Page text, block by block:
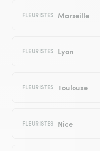
FLEURISTES Marseille
FLEURISTES Lyon
FLEURISTES Toulouse
FLEURISTES Nice